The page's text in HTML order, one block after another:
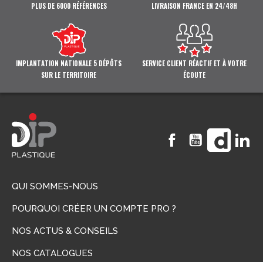
PLUS DE 6000 RÉFÉRENCES LIVRAISON FRANCE EN 24/48H
IMPLANTATION NATIONALE 5 DÉPÔTS
SUR LE TERRITOIRE
SERVICE CLIENT RÉACTIF ET À VOTRE
ÉCOUTE
FacebookYouTubeVimeo
QUI SOMMES-NOUS
POURQUOI CRÉER UN COMPTE PRO ?
NOS ACTUS & CONSEILS
NOS CATALOGUES